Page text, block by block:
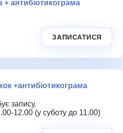
+ антибіотикограма
ЗАПИСАТИСЯ
+антибіотикограма
запису.
12.00 (у суботу до 11.00)